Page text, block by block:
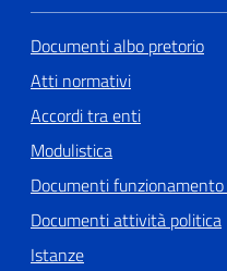
Documenti albo pretorio
Atti normativi
Accordi tra enti
Modulistica
Documenti
Documenti attività politica
Istanze